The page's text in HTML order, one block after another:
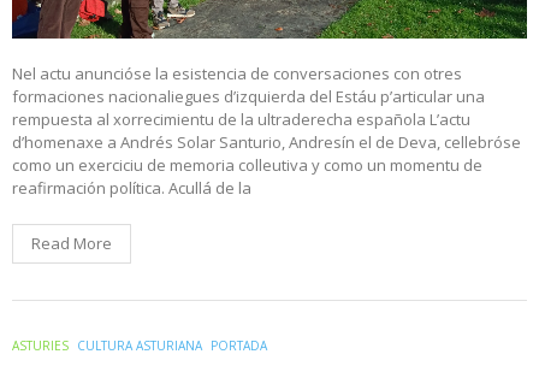
Nel actu anuncióse la esistencia de conversaciones con otres
formaciones nacionaliegues d’izquierda del Estáu p’articular una
rempuesta al xorrecimientu de la ultraderecha española L’actu
d’homenaxe a Andrés Solar Santurio, Andresín el de Deva, cellebróse
como un exerciciu de memoria colleutiva y como un momentu de
reafirmación política. Acullá de la
Read More
ASTURIES CULTURA ASTURIANA PORTADA